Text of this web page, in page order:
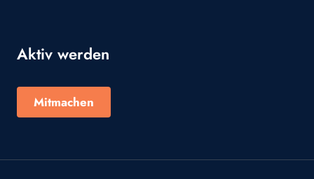
Aktiv werden
Mitmachen